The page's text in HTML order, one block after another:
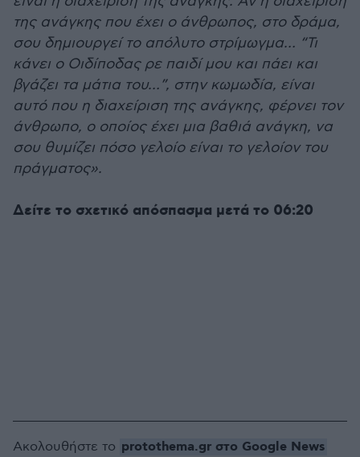
της ανάγκης που έχει ο άνθρωπος, στο δράμα,
σου δημιουργεί το απόλυτο στρίμωγμα… “Τι
κάνει ο Οιδίποδας ρε παιδί μου και πάει και
βγάζει τα μάτια του…”, στην κωμωδία, είναι
αυτό που η διαχείριση της ανάγκης, φέρνει τον
άνθρωπο, ο οποίος έχει μια βαθιά ανάγκη, να
σου θυμίζει πόσο γελοίο είναι το γελοίον του
πράγματος».
Δείτε το σχετικό απόσπασμα μετά το 06:20
Ακολουθήστε το protothema.gr στο Google News